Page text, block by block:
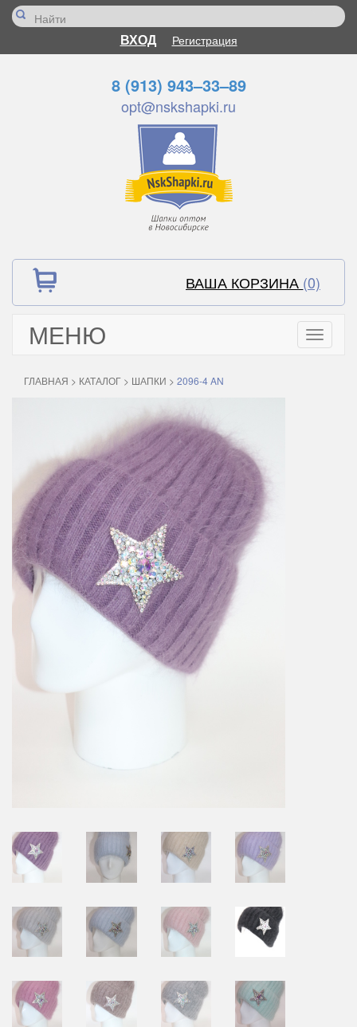
ВХОД Регистрация
8 (913) 943–33–89
opt@nskshapki.ru
ВАША КОРЗИНА (0)
МЕНЮ
Toggle
ГЛАВНАЯ > КАТАЛОГ > ШАПКИ > 2096-4 AN